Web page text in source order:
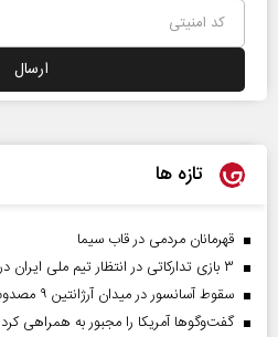
تازه ها
قهرمانان مردمی در قاب سیما
۳ بازی تدارکاتی در انتظار تیم ملی ایران در فیفادی مهر
سقوط آسانسور در میدان آرژانتین ۹ مصدوم برجا گذاشت
گفت‌وگوها آمریکا را مجبور به همراهی کرد